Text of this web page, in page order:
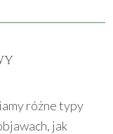
różne typy
jak